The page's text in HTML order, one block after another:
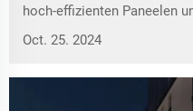
hoch-effizienten Paneelen
das nachhaltige Energie für
Oct. 25. 2024